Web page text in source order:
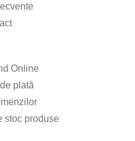
Online
plată
stoc produse